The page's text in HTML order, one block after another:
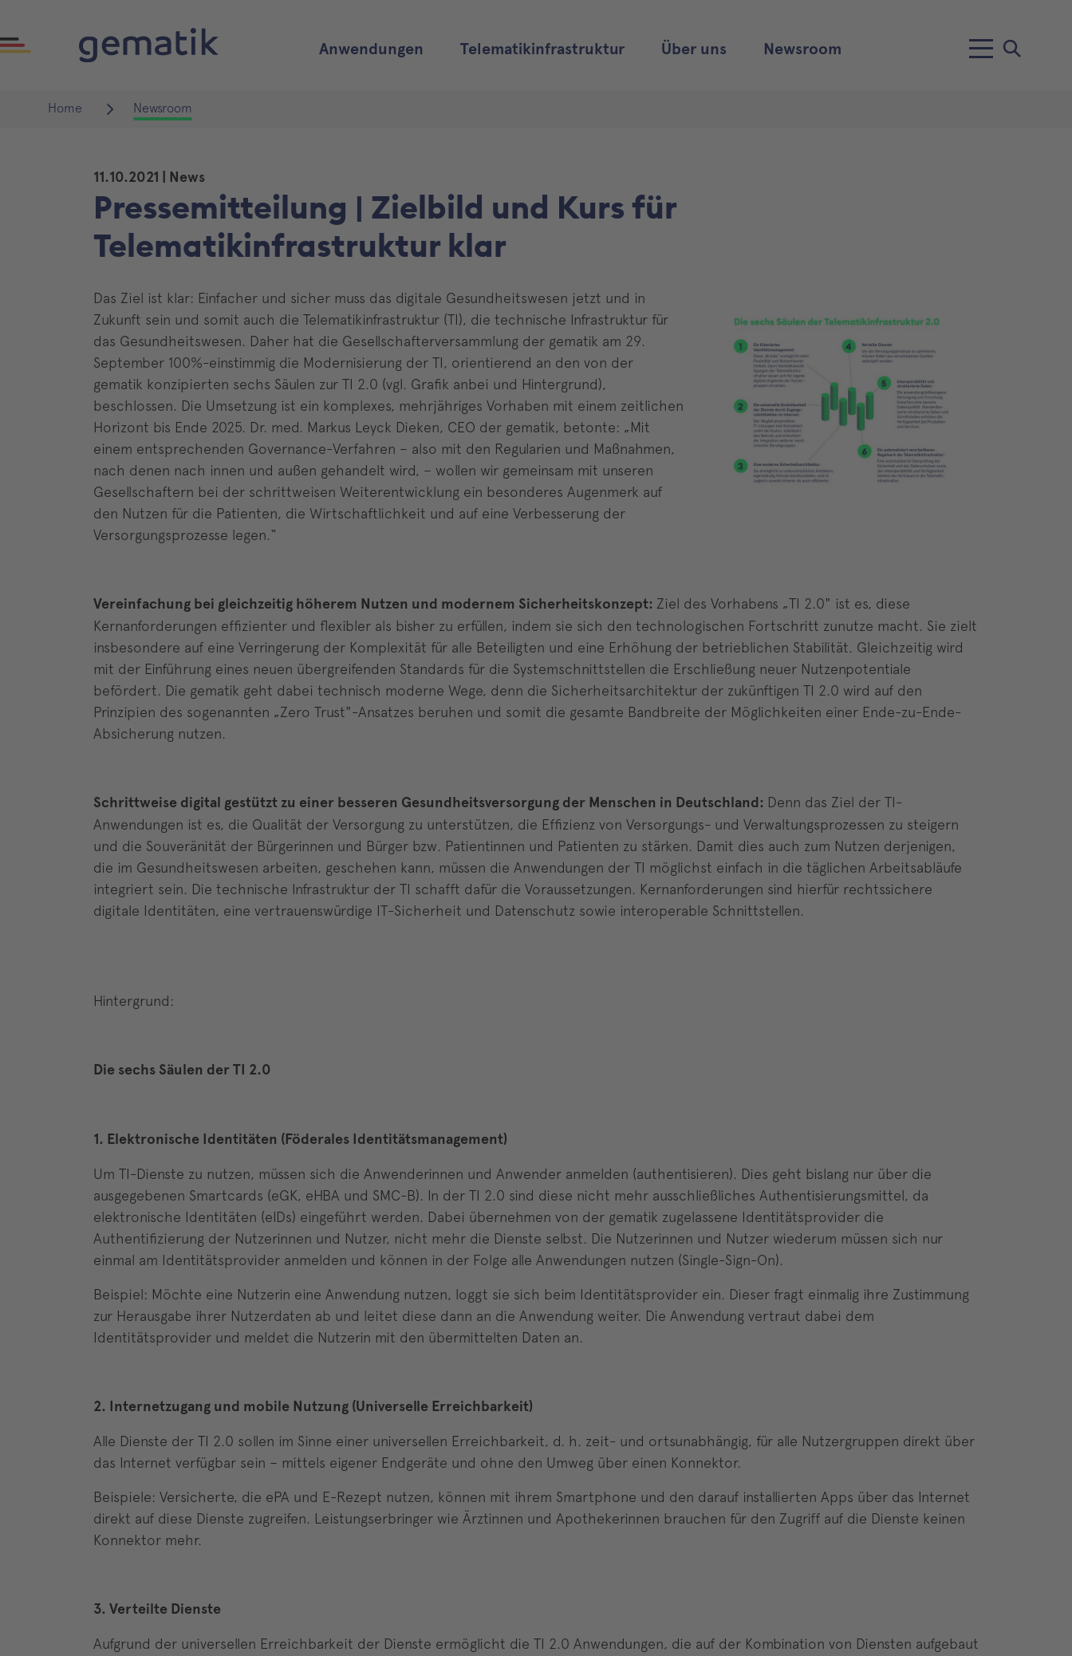
Anwendungen Telematikinfrastruktur Über uns Newsroom
Home Newsroom
11.10.2021 | News
Pressemitteilung | Zielbild und Kurs für
Telematikinfrastruktur klar
Das Ziel ist klar: Einfacher und sicher muss das digitale Gesundheitswesen jetzt und in
Zukunft sein und somit auch die Telematikinfrastruktur (TI), die technische Infrastruktur für
das Gesundheitswesen. Daher hat die Gesellschafterversammlung der gematik am 29.
September 100%-einstimmig die Modernisierung der TI, orientierend an den von der
gematik konzipierten sechs Säulen zur TI 2.0 (vgl. Grafik anbei und Hintergrund),
beschlossen. Die Umsetzung ist ein komplexes, mehrjähriges Vorhaben mit einem zeitlichen
Horizont bis Ende 2025. Dr. med. Markus Leyck Dieken, CEO der gematik, betonte: „Mit
einem entsprechenden Governance-Verfahren – also mit den Regularien und Maßnahmen,
nach denen nach innen und außen gehandelt wird, – wollen wir gemeinsam mit unseren
Gesellschaftern bei der schrittweisen Weiterentwicklung ein besonderes Augenmerk auf
den Nutzen für die Patienten, die Wirtschaftlichkeit und auf eine Verbesserung der
Versorgungsprozesse legen.“
Vereinfachung bei gleichzeitig höherem Nutzen und modernem Sicherheitskonzept: Ziel des Vorhabens „TI 2.0" ist es, diese
Kernanforderungen effizienter und flexibler als bisher zu erfüllen, indem sie sich den technologischen Fortschritt zunutze macht. Sie zielt
insbesondere auf eine Verringerung der Komplexität für alle Beteiligten und eine Erhöhung der betrieblichen Stabilität. Gleichzeitig wird
mit der Einführung eines neuen übergreifenden Standards für die Systemschnittstellen die Erschließung neuer Nutzenpotentiale
befördert. Die gematik geht dabei technisch moderne Wege, denn die Sicherheitsarchitektur der zukünftigen TI 2.0 wird auf den
Prinzipien des sogenannten „Zero Trust"-Ansatzes beruhen und somit die gesamte Bandbreite der Möglichkeiten einer Ende-zu-Ende-
Absicherung nutzen.
Schrittweise digital gestützt zu einer besseren Gesundheitsversorgung der Menschen in Deutschland: Denn das Ziel der TI-
Anwendungen ist es, die Qualität der Versorgung zu unterstützen, die Effizienz von Versorgungs- und Verwaltungsprozessen zu steigern
und die Souveränität der Bürgerinnen und Bürger bzw. Patientinnen und Patienten zu stärken. Damit dies auch zum Nutzen derjenigen,
die im Gesundheitswesen arbeiten, geschehen kann, müssen die Anwendungen der TI möglichst einfach in die täglichen Arbeitsabläufe
integriert sein. Die technische Infrastruktur der TI schafft dafür die Voraussetzungen. Kernanforderungen sind hierfür rechtssichere
digitale Identitäten, eine vertrauenswürdige IT-Sicherheit und Datenschutz sowie interoperable Schnittstellen.
Hintergrund:
Die sechs Säulen der TI 2.0
1. Elektronische Identitäten (Föderales Identitätsmanagement)
Um TI-Dienste zu nutzen, müssen sich die Anwenderinnen und Anwender anmelden (authentisieren). Dies geht bislang nur über die
ausgegebenen Smartcards (eGK, eHBA und SMC-B). In der TI 2.0 sind diese nicht mehr ausschließliches Authentisierungsmittel, da
elektronische Identitäten (eIDs) eingeführt werden. Dabei übernehmen von der gematik zugelassene Identitätsprovider die
Authentifizierung der Nutzerinnen und Nutzer, nicht mehr die Dienste selbst. Die Nutzerinnen und Nutzer wiederum müssen sich nur
einmal am Identitätsprovider anmelden und können in der Folge alle Anwendungen nutzen (Single-Sign-On).
Beispiel: Möchte eine Nutzerin eine Anwendung nutzen, loggt sie sich beim Identitätsprovider ein. Dieser fragt einmalig ihre Zustimmung
zur Herausgabe ihrer Nutzerdaten ab und leitet diese dann an die Anwendung weiter. Die Anwendung vertraut dabei dem
Identitätsprovider und meldet die Nutzerin mit den übermittelten Daten an.
2. Internetzugang und mobile Nutzung (Universelle Erreichbarkeit)
Alle Dienste der TI 2.0 sollen im Sinne einer universellen Erreichbarkeit, d. h. zeit- und ortsunabhängig, für alle Nutzergruppen direkt über
das Internet verfügbar sein – mittels eigener Endgeräte und ohne den Umweg über einen Konnektor.
Beispiele: Versicherte, die ePA und E-Rezept nutzen, können mit ihrem Smartphone und den darauf installierten Apps über das Internet
direkt auf diese Dienste zugreifen. Leistungserbringer wie Ärztinnen und Apothekerinnen brauchen für den Zugriff auf die Dienste keinen
Konnektor mehr.
3. Verteilte Dienste
Aufgrund der universellen Erreichbarkeit der Dienste ermöglicht die TI 2.0 Anwendungen, die auf der Kombination von Diensten aufgebaut